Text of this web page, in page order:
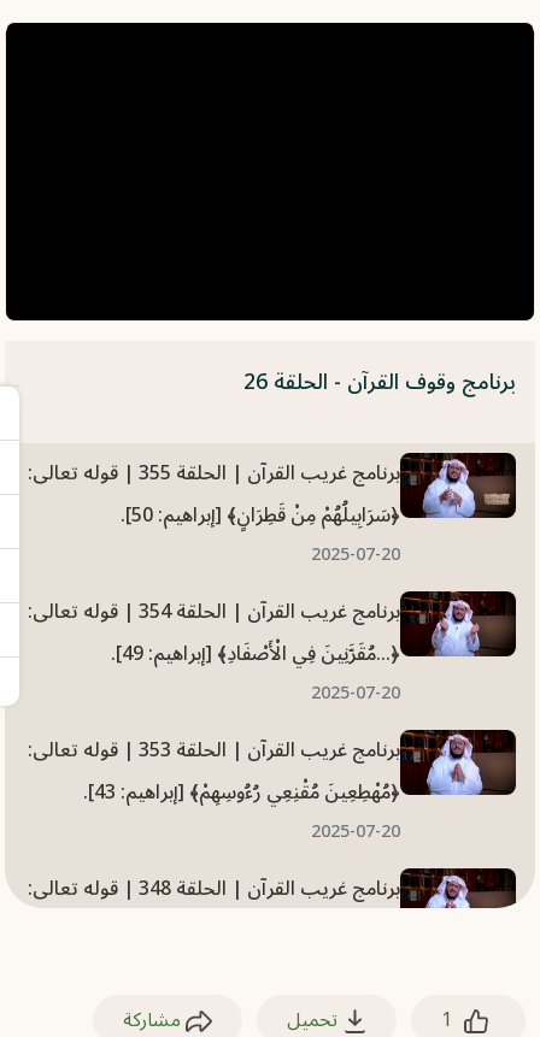
برنامج وقوف القرآن - الحلقة 26
برنامج غريب القرآن | الحلقة 355 | قوله تعالى:
﴿سَرَابِيلُهُمْ مِنْ قَطِرَانٍ﴾ [إبراهيم: 50].
2025-07-20
برنامج غريب القرآن | الحلقة 354 | قوله تعالى:
﴿...مُقَرَّنِينَ فِي الْأَصْفَادِ﴾ [إبراهيم: 49].
2025-07-20
برنامج غريب القرآن | الحلقة 353 | قوله تعالى:
﴿مُهْطِعِينَ مُقْنِعِي رُءُوسِهِمْ﴾ [إبراهيم: 43].
2025-07-20
برنامج غريب القرآن | الحلقة 348 | قوله تعالى:
برنامج غريب القرآن | الحلقة 335 | قوله تعالى:
1 تحميل مشاركة